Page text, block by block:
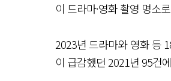
이 드라마·영화 촬영 명소
2023년 드라마와 영화 등
이 급감했던 2021년 95건